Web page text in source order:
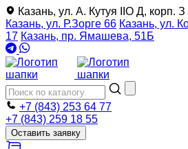
Казань, ул. А. Кутуя IIO Д, корп. З
Казань, ул. Р.Зорге 66 Казань, ул.
17 Казань, пр. Ямашева, 51Б
+7 (843) 253 64 77
+7 (843) 259 18 55
Оставить заявку